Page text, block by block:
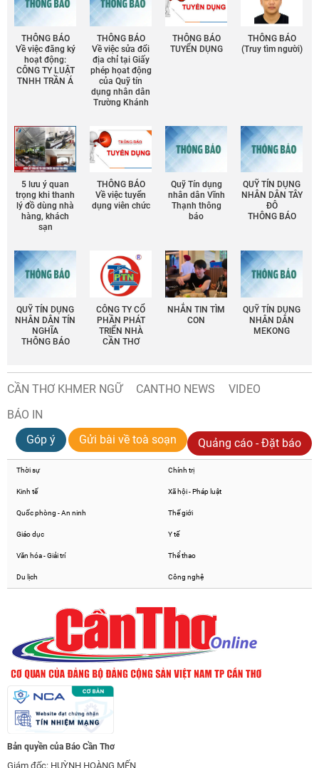
THÔNG BÁO
Về việc đăng ký
hoạt động:
CÔNG TY LUẬT
TNHH TRẦN Á
THÔNG BÁO
Về việc sửa đổi
địa chỉ tại Giấy
phép họat động
của Quỹ tín
dụng nhân dân
Trường Khánh
THÔNG BÁO
TUYỂN DỤNG
THÔNG BÁO
(Truy tìm người)
5 lưu ý quan
trọng khi thanh
lý đồ dùng nhà
hàng, khách
sạn
THÔNG BÁO
Về việc tuyển
dụng viên chức
Quỹ Tín dụng
nhân dân Vĩnh
Thạnh thông
báo
QUỸ TÍN DỤNG
NHÂN DÂN TÂY
ĐÔ
THÔNG BÁO
QUỸ TÍN DỤNG
NHÂN DÂN TÍN
NGHĨA
THÔNG BÁO
CÔNG TY CỔ
PHẦN PHÁT
TRIỂN NHÀ
CẦN THƠ
NHẮN TIN TÌM
CON
QUỸ TÍN DỤNG
NHÂN DÂN
MEKONG
CẦN THƠ KHMER NGỮ CANTHO NEWS
VIDEO
BÁO IN
Góp ý
Gửi bài về toà soạn Quảng cáo - Đặt báo
Thời sự Chính trị
Kinh tế Xã hội - Pháp luật
Quốc phòng - An ninh Thế giới
Giáo dục Y tế
Văn hóa - Giải trí Thể thao
Du lịch Công nghệ
Bản quyền của Báo Cần Thơ
Giám đốc: HUỲNH HOÀNG MẾN